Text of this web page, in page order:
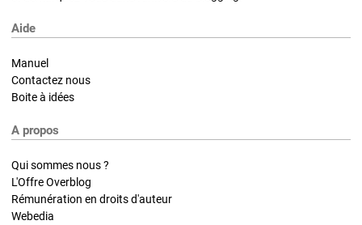
Aide
Manuel
Contactez nous
Boite à idées
A propos
Qui sommes nous ?
L'Offre Overblog
Rémunération en droits d'auteur
Webedia